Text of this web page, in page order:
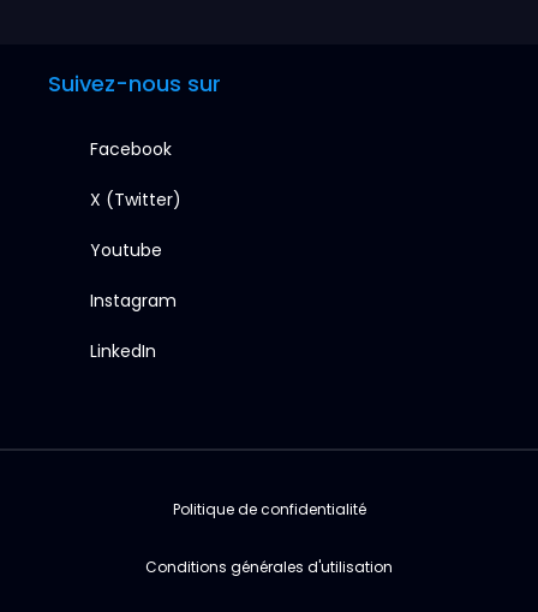
Suivez-nous sur
Facebook
X (Twitter)
Youtube
Instagram
LinkedIn
Politique de confidentialité
Conditions générales d'utilisation